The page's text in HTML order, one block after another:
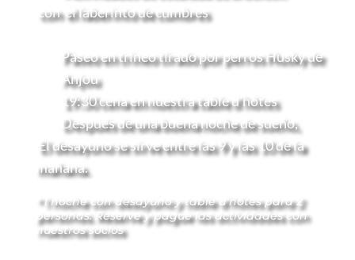
con el laberinto de cumbres
Paseo en trineo tirado por perros Husky de
Anjou
19:30 cena en nuestra table d'hôtes
Después de una buena noche de sueño,
mañana.
* 1 noche con desayuno y table d'hôtes para 2
personas. Reserve y pague las actividades con
nuestros socios